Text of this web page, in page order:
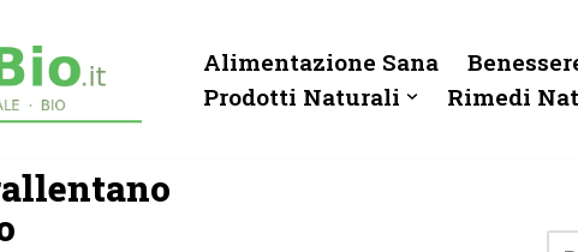
Alimentazione Sana
Prodotti Naturali
Rimedi